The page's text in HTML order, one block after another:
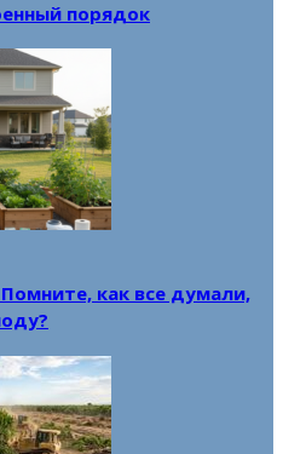
порядок
как все думали,